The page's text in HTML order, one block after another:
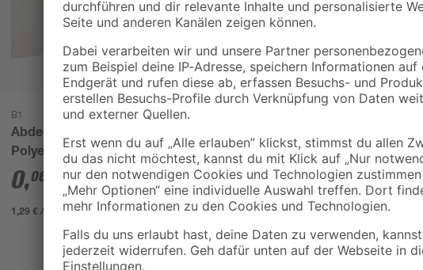
B1
Abdeckplane
Polyethylen
transparent 4 x 5 m
0,06
/ m²
1,29 € / Pack
1,49€ 1,69 €
26 x 32 cm
3,79 €